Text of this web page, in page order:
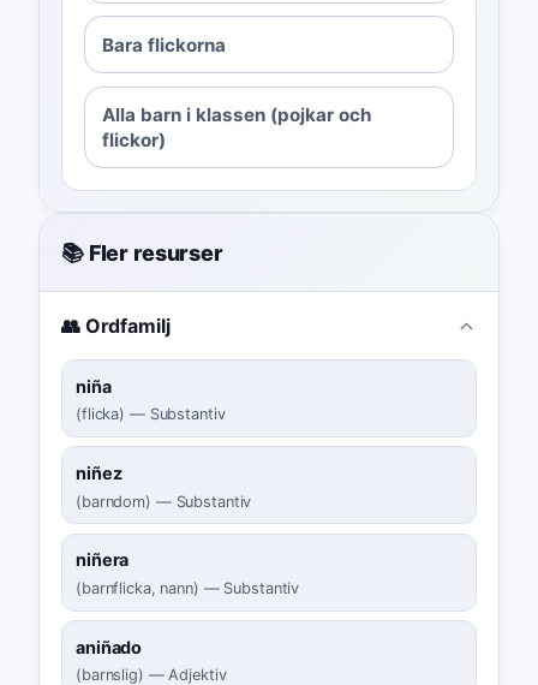
Bara flickorna
Alla barn i klassen (pojkar och
flickor)
📚 Fler resurser
👥 Ordfamilj
niña
(flicka) — Substantiv
niñez
(barndom) — Substantiv
niñera
(barnflicka, nann) — Substantiv
aniñado
(barnslig) — Adjektiv